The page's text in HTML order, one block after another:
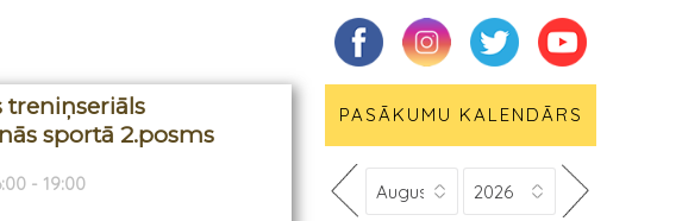
treniņseriāls
sportā 2.posms
- 19:00
PASĀKUMU KALENDĀRS